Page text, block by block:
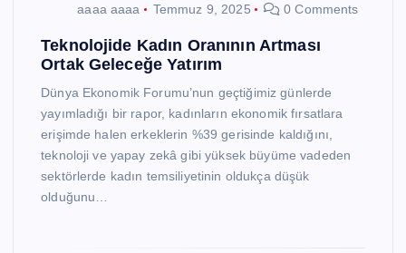
aaaa aaaa Temmuz 9, 2025 0 Comments
Teknolojide Kadın Oranının Artması
Ortak Geleceğe Yatırım
Dünya Ekonomik Forumu’nun geçtiğimiz günlerde
yayımladığı bir rapor, kadınların ekonomik fırsatlara
erişimde halen erkeklerin %39 gerisinde kaldığını,
teknoloji ve yapay zekâ gibi yüksek büyüme vadeden
sektörlerde kadın temsiliyetinin oldukça düşük
olduğunu…